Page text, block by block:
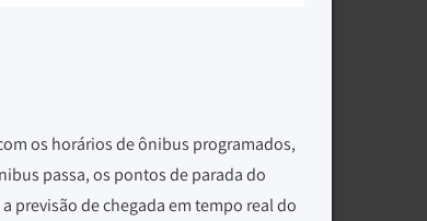
os horários de ônibus programados,
passa, os pontos de parada do
previsão de chegada em tempo real do